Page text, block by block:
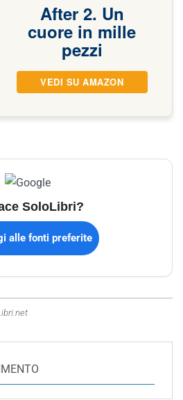
After 2. Un
cuore in mille
pezzi
VEDI SU AMAZON
SoloLibri?
alle fonti preferite